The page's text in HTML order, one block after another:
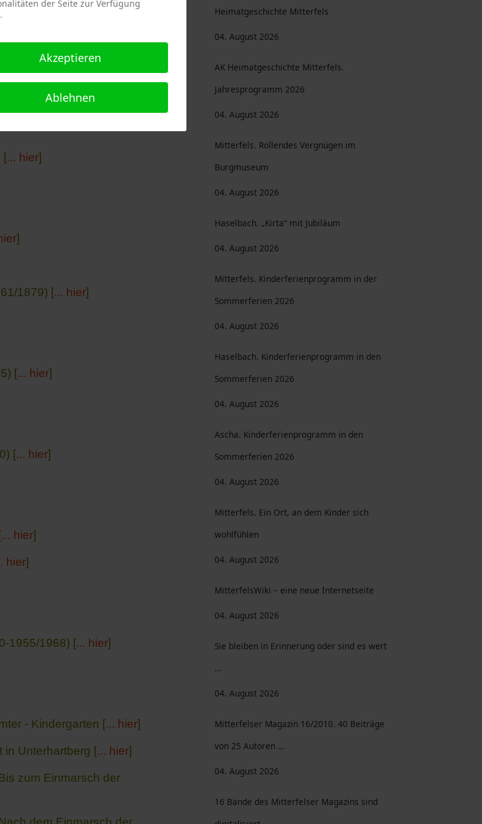
und Außenorte [.
[... hier]
[... hier]
]
1879) [... hier]
[... hier]
[... hier]
... hier]
hier]
1955/1968) [... hier]
- Kindergarten [... hier]
in Unterhartberg [... hier]
zum Einmarsch der
Heimatgeschichte Mitterfels
04. August 2026
AK Heimatgeschichte Mitterfels.
Jahresprogramm 2026
04. August 2026
Mitterfels. Rollendes Vergnügen im
Burgmuseum
04. August 2026
Haselbach. „Kirta“ mit Jubiläum
04. August 2026
Mitterfels. Kinderferienprogramm in der
Sommerferien 2026
04. August 2026
Haselbach. Kinderferienprogramm in den
Sommerferien 2026
04. August 2026
Ascha. Kinderferienprogramm in den
Sommerferien 2026
04. August 2026
Mitterfels. Ein Ort, an dem Kinder sich
wohlfühlen
04. August 2026
MitterfelsWiki – eine neue Internetseite
04. August 2026
Sie bleiben in Erinnerung oder sind es wert
...
04. August 2026
Mitterfelser Magazin 16/2010. 40 Beiträge
von 25 Autoren …
04. August 2026
16 Bände des Mitterfelser Magazins sind
der Seite zur Verfügung
Akzeptieren
Ablehnen